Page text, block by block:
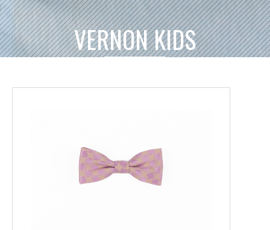
VERNON KIDS